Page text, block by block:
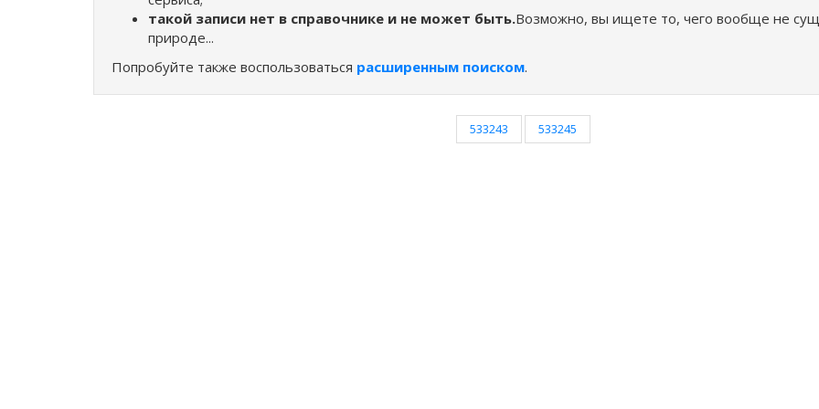
такой записи нет в справочнике и не может быть.Возможно, вы ищете то, чего вообще не
природе...
Попробуйте также воспользоваться расширенным поиском.
533243 533245